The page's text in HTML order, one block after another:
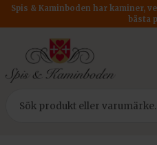
Spis & Kaminboden har kaminer,
bästa